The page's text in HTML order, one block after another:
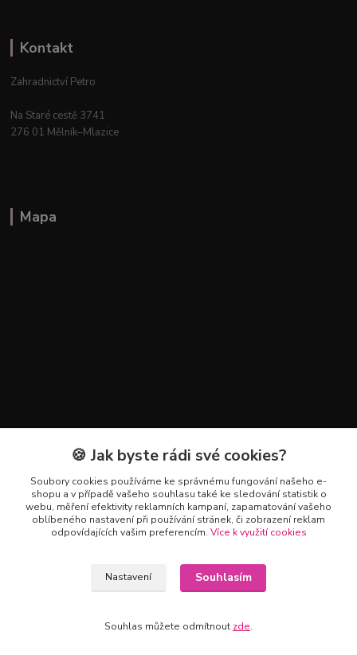
Kontakt
Zahradnictví Petro
Na Staré cestě 3741
276 01 Mělník–Mlazice
Mapa
Kontakty
+420 602 223 614
info@zahradnictvipetro.cz
🍪 Jak byste rádi své cookies?
Soubory cookies používáme ke správnému fungování našeho e-
shopu a v případě vašeho souhlasu také ke sledování statistik o
webu, měření efektivity reklamních kampaní, zapamatování vašeho
oblíbeného nastavení při používání stránek, či zobrazení reklam
odpovídajících vašim preferencím. Více k využití cookies
Nastavení Souhlasím
Souhlas můžete odmítnout zde.